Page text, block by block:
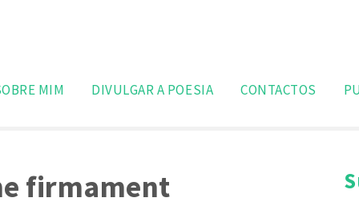
for:
MIM DIVULGAR A POESIA CONTACTOS
firmament